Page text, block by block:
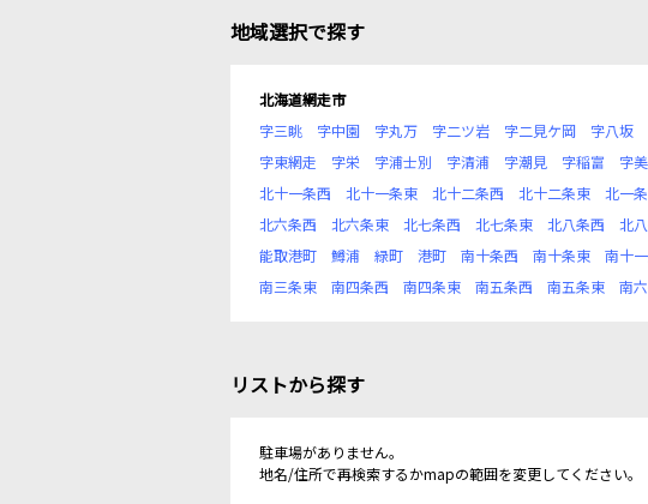
地域選択で探す
北海道網走市
字三眺
字中園 字丸万 字二ツ岩 字二見ケ岡 字八坂
字東網走
字栄 字浦士別 字清浦 字潮見 字稲富 字
北十一条西
北十一条東 北十二条西 北十二条東 北一
北六条西
北六条東 北七条西 北七条東 北八条西 北
能取港町
鱒浦 緑町 港町 南十条西 南十条東 南十
南三条東
南四条西 南四条東 南五条西 南五条東 南
リストから探す
駐車場がありません。
地名/住所で再検索するかmapの範囲を変更してください。